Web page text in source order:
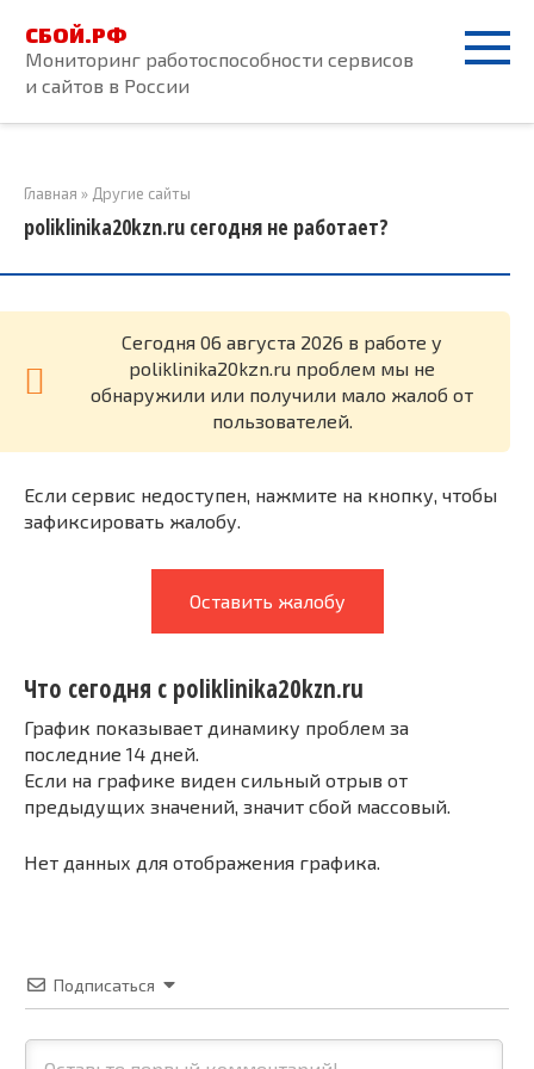
контенту
СБОЙ.РФ
Мониторинг работоспособности сервисов
и сайтов в России
Главная » Другие сайты
poliklinika20kzn.ru сегодня не работает?
Cегодня 06 августа 2026 в работе у
poliklinika20kzn.ru проблем мы не
обнаружили или получили мало жалоб от
пользователей.
Если сервис недоступен, нажмите на кнопку, чтобы
зафиксировать жалобу.
Оставить жалобу
Что сегодня с poliklinika20kzn.ru
График показывает динамику проблем за
последние 14 дней.
Если на графике виден сильный отрыв от
предыдущих значений, значит сбой массовый.
Нет данных для отображения графика.
Подписаться